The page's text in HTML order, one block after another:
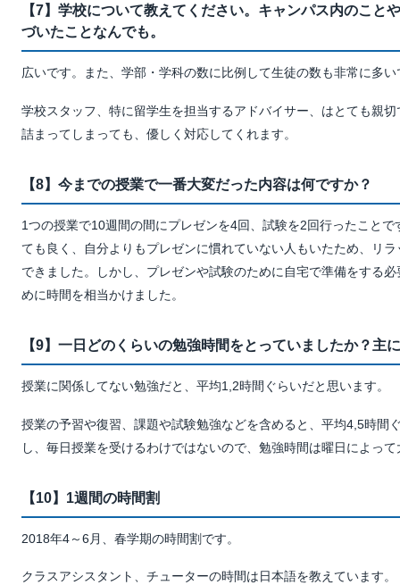
【7】学校について教えてください。キャンパス内のこと
づいたことなんでも。
広いです。また、学部・学科の数に比例して生徒の数も非常に多い
学校スタッフ、特に留学生を担当するアドバイサー、はとても親
詰まってしまっても、優しく対応してくれます。
【8】今までの授業で一番大変だった内容は何ですか？
1つの授業で10週間の間にプレゼンを4回、試験を2回行ったこと
ても良く、自分よりもプレゼンに慣れていない人もいたため、リ
できました。しかし、プレゼンや試験のために自宅で準備をする
めに時間を相当かけました。
【9】一日どのくらいの勉強時間をとっていましたか？主
授業に関係してない勉強だと、平均1,2時間ぐらいだと思います。
授業の予習や復習、課題や試験勉強などを含めると、平均4,5時間
し、毎日授業を受けるわけではないので、勉強時間は曜日によっ
【10】1週間の時間割
2018年4～6月、春学期の時間割です。
クラスアシスタント、チューターの時間は日本語を教えています。